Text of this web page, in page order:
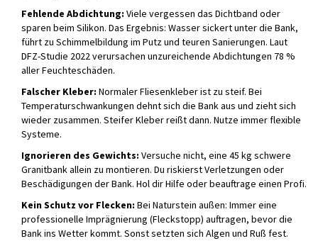
Fehlende Abdichtung: Viele vergessen das Dichtband oder
sparen beim Silikon. Das Ergebnis: Wasser sickert unter die Bank,
führt zu Schimmelbildung im Putz und teuren Sanierungen. Laut
DFZ-Studie 2022 verursachen unzureichende Abdichtungen 78 %
aller Feuchteschäden.
Falscher Kleber: Normaler Fliesenkleber ist zu steif. Bei
Temperaturschwankungen dehnt sich die Bank aus und zieht sich
wieder zusammen. Steifer Kleber reißt dann. Nutze immer flexible
Systeme.
Ignorieren des Gewichts: Versuche nicht, eine 45 kg schwere
Granitbank allein zu montieren. Du riskierst Verletzungen oder
Beschädigungen der Bank. Hol dir Hilfe oder beauftrage einen Profi.
Kein Schutz vor Flecken: Bei Naturstein außen: Immer eine
professionelle Imprägnierung (Fleckstopp) auftragen, bevor die
Bank ins Wetter kommt. Sonst setzten sich Algen und Ruß fest.